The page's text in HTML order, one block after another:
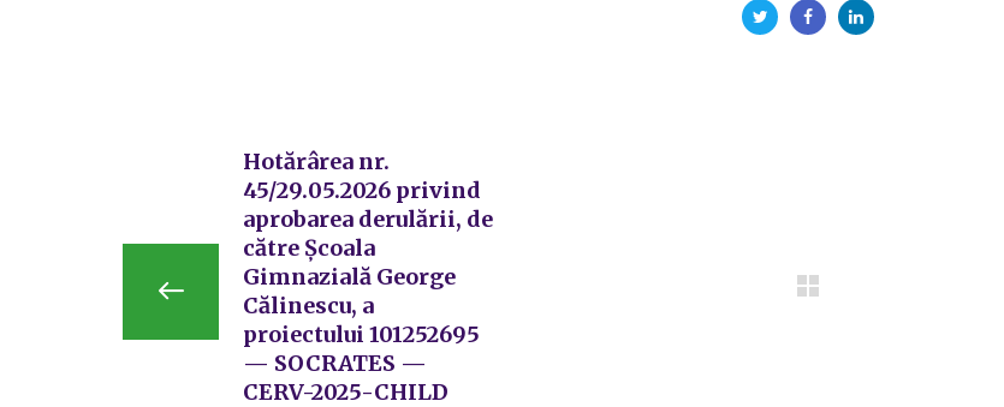
Hotărârea nr.
45/29.05.2026 privind
aprobarea derulării, de
către Şcoala
Gimnazială George
Călinescu, a
proiectului 101252695
— SOCRATES —
CERV-2025-CHILD